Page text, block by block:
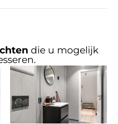
die u mogelijk